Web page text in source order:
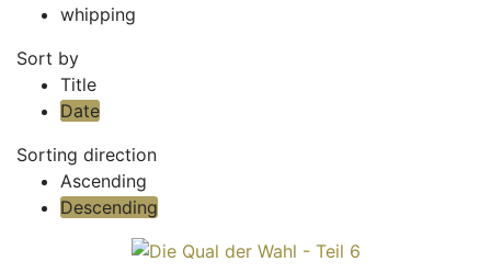
whipping
Sort by
Title
Date
Sorting direction
Ascending
Descending